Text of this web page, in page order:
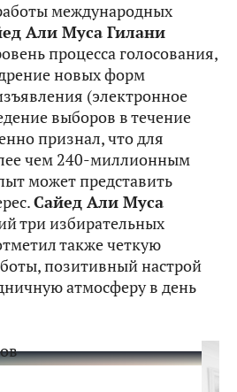
международных
Али Муса Гилани
процесса голосования,
новых форм
(электронное
выборов в течение
признал, что для
чем 240-миллионным
может представить
Сайед Али Муса
три избирательных
также четкую
позитивный настрой
атмосферу в день